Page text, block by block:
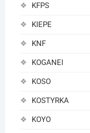
KFPS
KIEPE
KNF
KOGANEI
KOSO
KOSTYRKA
KOYO